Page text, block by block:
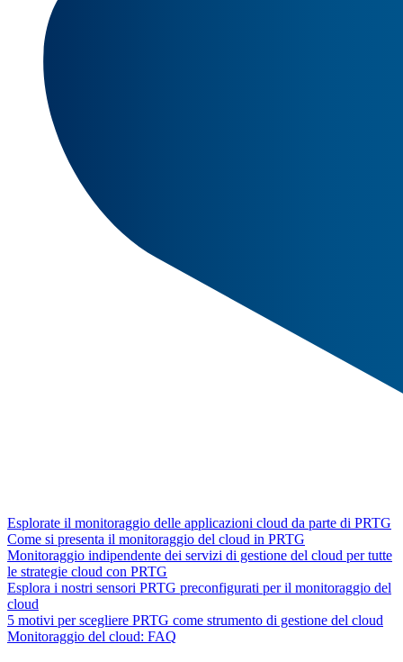
Esplorate il monitoraggio delle applicazioni cloud da parte di PRTG
Come si presenta il monitoraggio del cloud in PRTG
Monitoraggio indipendente dei servizi di gestione del cloud per tutte
le strategie cloud con PRTG
Esplora i nostri sensori PRTG preconfigurati per il monitoraggio del
cloud
5 motivi per scegliere PRTG come strumento di gestione del cloud
Monitoraggio del cloud: FAQ